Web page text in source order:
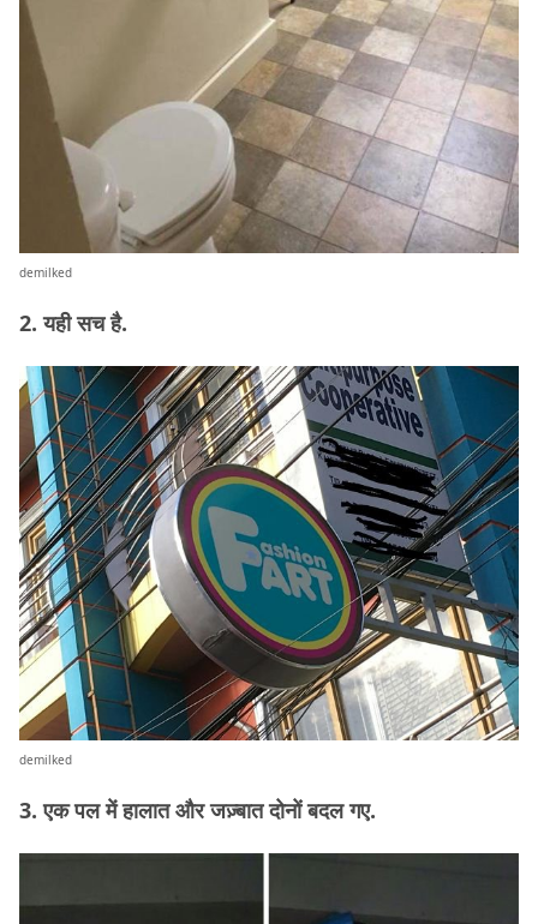
demilked
2. यही सच है.
demilked
3. एक पल में हालात और जज़्बात दोनों बदल गए.